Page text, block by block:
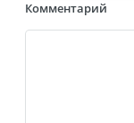
Комментарий